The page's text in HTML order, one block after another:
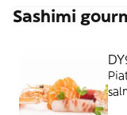
Sashimi